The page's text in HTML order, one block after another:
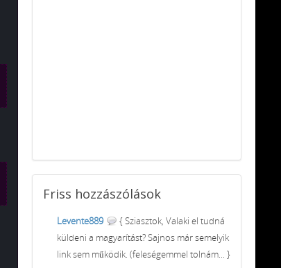
Friss hozzászólások
Levente889
{ Sziasztok, Valaki el tudná
küldeni a magyarítást? Sajnos már semelyik
link sem működik. (feleségemmel tolnám... }